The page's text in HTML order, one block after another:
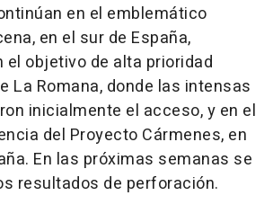
en el emblemático
en el sur de España,
el objetivo de alta prioridad
La Romana, donde las intensas
inicialmente el acceso, y en el
del Proyecto Cármenes, en
En las próximas semanas se
resultados de perforación.